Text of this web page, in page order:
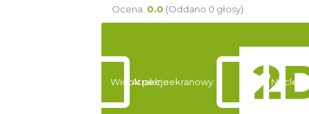
Ocena: 0.0 (Oddano 0 głosy)
Widok pełnoekranowy:
Atrakcje Noclegi